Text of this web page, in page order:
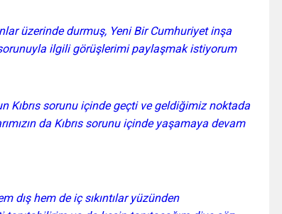
üzerinde durmuş, Yeni Bir Cumhuriyet inşa
ilgili görüşlerimi paylaşmak istiyorum
Kıbrıs sorunu içinde geçti ve geldiğimiz noktada
da Kıbrıs sorunu içinde yaşamaya devam
dış hem de iç sıkıntılar yüzünden